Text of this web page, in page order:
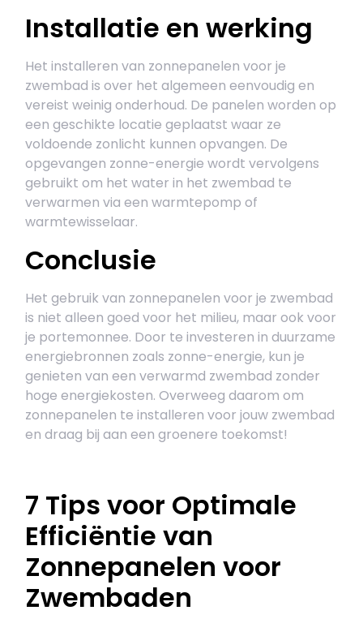
Installatie en werking
Het installeren van zonnepanelen voor je
zwembad is over het algemeen eenvoudig en
vereist weinig onderhoud. De panelen worden op
een geschikte locatie geplaatst waar ze
voldoende zonlicht kunnen opvangen. De
opgevangen zonne-energie wordt vervolgens
gebruikt om het water in het zwembad te
verwarmen via een warmtepomp of
warmtewisselaar.
Conclusie
Het gebruik van zonnepanelen voor je zwembad
is niet alleen goed voor het milieu, maar ook voor
je portemonnee. Door te investeren in duurzame
energiebronnen zoals zonne-energie, kun je
genieten van een verwarmd zwembad zonder
hoge energiekosten. Overweeg daarom om
zonnepanelen te installeren voor jouw zwembad
en draag bij aan een groenere toekomst!
7 Tips voor Optimale
Efficiëntie van
Zonnepanelen voor
Zwembaden